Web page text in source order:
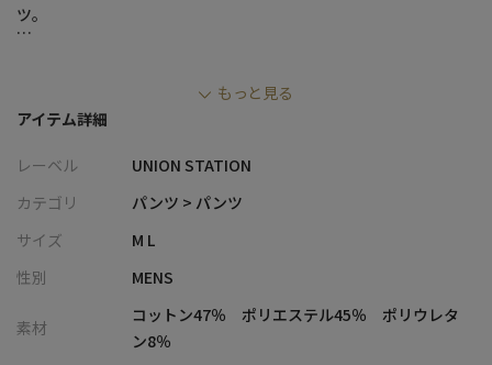
ツ。
・中肉のT/Cポンチ素材にピグメント加工を施し、程よいフェード
感と奥行きのある表情に
大人っぽく仕上がる一本
・ベイカーディテールがカジュアルなアクセントになりつつ、素
・接触冷感性のあるポンチ素材で、春夏シーズンも快適な穿き心
地
・ウエストイージー仕様×ゆったりとしたリラックスシルエット
で、ストレスフリーに着用可能
もっと見る
アイテム詳細
レーベル
UNION STATION
カテゴリ
パンツ > パンツ
サイズ
M L
性別
MENS
素材
コットン47％ ポリエステル45％ ポリウレタ
ン8％